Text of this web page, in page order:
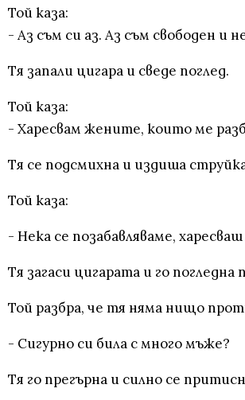
Той каза:
- Аз съм си аз. Аз съм свободен и
Тя запали цигара и сведе поглед.
Той каза:
- Харесвам жените, които ме
Тя се подсмихна и издиша
Той каза:
- Нека се позабавляваме,
Тя загаси цигарата и го погледна
Той разбра, че тя няма нищо
- Сигурно си била с много мъже?
Тя го прегърна и силно се